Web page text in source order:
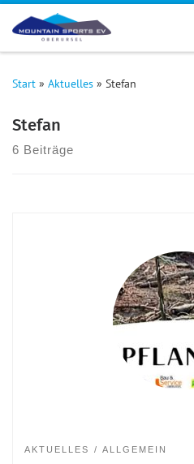
Zum Inhalt springen
Start » Aktuelles » Stefan
Stefan
6 Beiträge
AKTUELLES ALLGEMEIN